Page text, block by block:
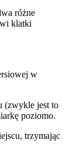
różne
klatki
w
(zwykle jest to
poziomo.
trzymając